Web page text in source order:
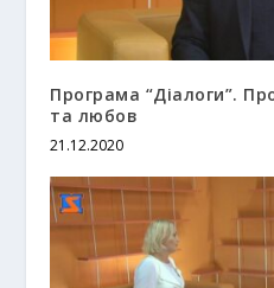
Програма “Діалоги”.
та любов
21.12.2020